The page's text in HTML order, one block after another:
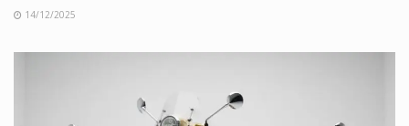
14/12/2025